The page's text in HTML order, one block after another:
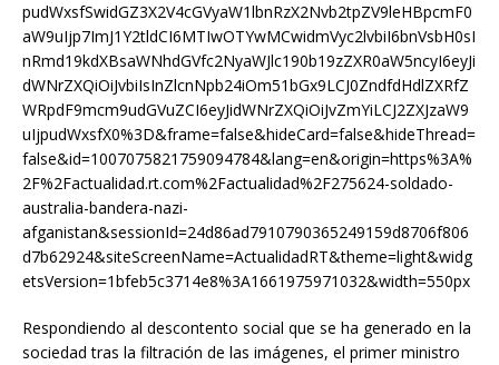
pudWxsfSwidGZ3X2V4cGVyaW1lbnRzX2Nvb2tpZV9leHBpcmF0
aW9uIjp7ImJ1Y2tldCI6MTIwOTYwMCwidmVyc2lvbiI6bnVsbH0sI
nRmd19kdXBsaWNhdGVfc2NyaWJlc190b19zZXR0aW5ncyI6eyJi
dWNrZXQiOiJvbiIsInZlcnNpb24iOm51bGx9LCJ0ZndfdHdlZXRfZ
WRpdF9mcm9udGVuZCI6eyJidWNrZXQiOiJvZmYiLCJ2ZXJzaW9
uIjpudWxsfX0%3D&frame=false&hideCard=false&hideThread=
false&id=1007075821759094784&lang=en&origin=https%3A%
2F%2Factualidad.rt.com%2Factualidad%2F275624-soldado-
australia-bandera-nazi-
afganistan&sessionId=24d86ad7910790365249159d8706f806
d7b62924&siteScreenName=ActualidadRT&theme=light&widg
etsVersion=1bfeb5c3714e8%3A1661975971032&width=550px
Respondiendo al descontento social que se ha generado en la
sociedad tras la filtración de las imágenes, el primer ministro